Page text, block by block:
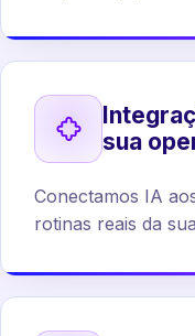
sua
Conectamos IA
rotinas reais da